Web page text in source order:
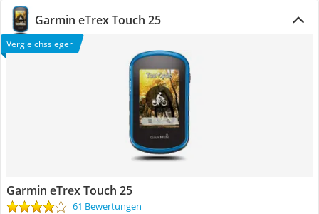
Garmin eTrex Touch 25
Vergleichssieger
Garmin eTrex Touch 25
61 Bewertungen